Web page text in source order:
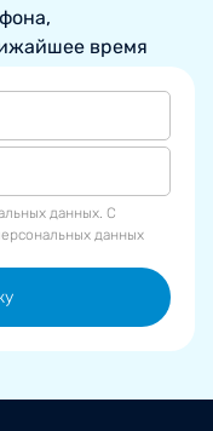
время
данных. С
данных